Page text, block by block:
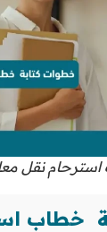
نقل
خطاب